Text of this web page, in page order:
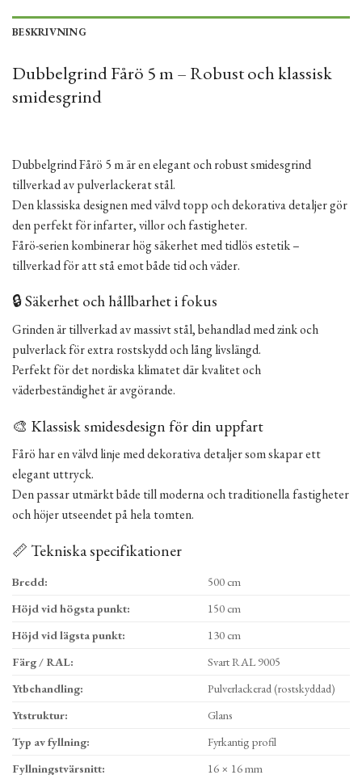
BESKRIVNING
Dubbelgrind Fårö 5 m – Robust och klassisk
smidesgrind
Dubbelgrind Fårö 5 m är en elegant och robust smidesgrind
tillverkad av pulverlackerat stål.
Den klassiska designen med välvd topp och dekorativa detaljer gör
den perfekt för infarter, villor och fastigheter.
Fårö-serien kombinerar hög säkerhet med tidlös estetik –
tillverkad för att stå emot både tid och väder.
🔒 Säkerhet och hållbarhet i fokus
Grinden är tillverkad av massivt stål, behandlad med zink och
pulverlack för extra rostskydd och lång livslängd.
Perfekt för det nordiska klimatet där kvalitet och
väderbeständighet är avgörande.
🎨 Klassisk smidesdesign för din uppfart
Fårö har en välvd linje med dekorativa detaljer som skapar ett
elegant uttryck.
Den passar utmärkt både till moderna och traditionella fastigheter
och höjer utseendet på hela tomten.
📏 Tekniska specifikationer
Bredd:
500 cm
Höjd vid högsta punkt:
150 cm
Höjd vid lägsta punkt:
130 cm
Färg / RAL:
Svart RAL 9005
Ytbehandling:
Pulverlackerad (rostskyddad)
Ytstruktur:
Glans
Typ av fyllning:
Fyrkantig profil
Fyllningstvärsnitt:
16 × 16 mm